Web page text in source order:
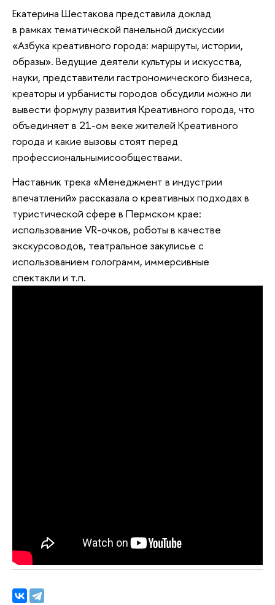
Екатерина Шестакова представила доклад
в рамках тематической панельной дискуссии
«Азбука креативного города: маршруты, истории,
образы». Ведущие деятели культуры и искусства,
науки, представители гастрономического бизнеса,
креаторы и урбанисты городов обсудили можно ли
вывести формулу развития Креативного города, что
объединяет в 21-ом веке жителей Креативного
города и какие вызовы стоят перед
профессиональнымисообществами.
Наставник трека «Менеджмент в индустрии
впечатлений» рассказала о креативных подходах в
туристической сфере в Пермском крае:
использование VR-очков, роботы в качестве
экскурсоводов, театральное закулисье с
использованием голограмм, иммерсивные
спектакли и т.п.